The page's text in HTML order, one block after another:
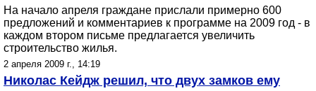
На начало апреля граждане прислали примерно 600
предложений и комментариев к программе на 2009 год - в
каждом втором письме предлагается увеличить
строительство жилья.
2 апреля 2009 г., 14:19
Николас Кейдж решил, что двух замков ему